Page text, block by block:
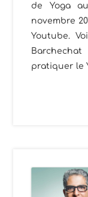
de Yoga
novembre
Youtube.
pratiquer le